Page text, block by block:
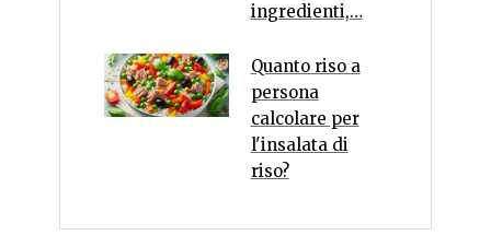
ingredienti,…
Quanto riso a
persona
calcolare per
l'insalata di
riso?